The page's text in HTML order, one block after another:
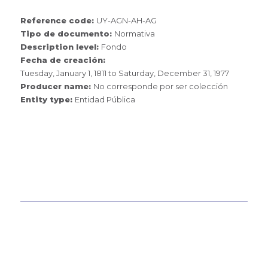
Reference code: UY-AGN-AH-AG
Tipo de documento: Normativa
Description level: Fondo
Fecha de creación:
Tuesday, January 1, 1811to Saturday, December 31, 1977
Producer name: No corresponde por ser colección
Entity type: Entidad Pública